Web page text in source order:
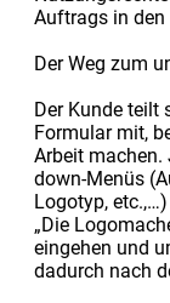
Auftrags in den
Der Weg zum
Der Kunde teilt
Formular mit,
Arbeit machen.
down-Menüs
Logotyp,
„Die
eingehen und
dadurch nach